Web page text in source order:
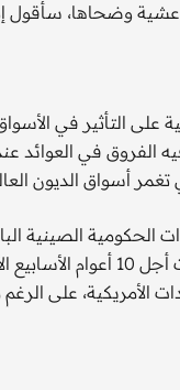
عشية وضحاها، سأقول
على التأثير في
في العوائد عند
أسواق الديون
عوائد السندات